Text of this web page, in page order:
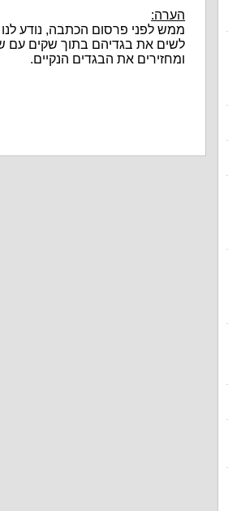
הערה:
ממש לפני פרסום הכתבה, נודע לנו
לשים את בגדיהם בתוך שקים עם
ומחזירים את הבגדים הנקיים.